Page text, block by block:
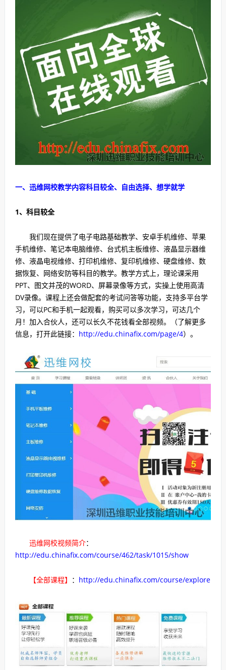
一、迅维网校教学内容科目较全、自由选择、想学就学
1、科目较全
我们现在提供了电子电路基础教学、安卓手机维修、苹果
手机维修、笔记本电脑维修、台式机主板维修、液晶显示器维
修、液晶电视维修、打印机维修、复印机维修、硬盘维修、数
据恢复、网络安防等科目的教学。教学方式上，理论课采用
PPT、图文并茂的WORD、屏幕录像等方式，实操上使用高清
DV录像。课程上还会做配套的考试问答等功能，支持多平台学
习，可以PC和手机一起观看，购买可以多次学习，可达几个
月！加入合伙人，还可以长久不花钱看全部视频。（了解更多
信息，打开此链接： http://edu.chinafix.com/page/4）。
迅维网校视频简介：
http://edu.chinafix.com/course/462/task/1015/show
【全部课程】 ： http://edu.chinafix.com/course/explore